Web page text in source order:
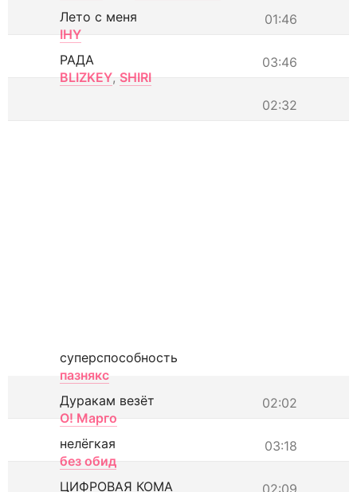
01:46
Лето с меня
IHY
03:46
РАДА
BLIZKEY, SHIRI
02:32
суперспособность
пазнякс
02:02
Дуракам везёт
О! Марго
03:18
нелёгкая
без обид
02:09
ЦИФРОВАЯ КОМА